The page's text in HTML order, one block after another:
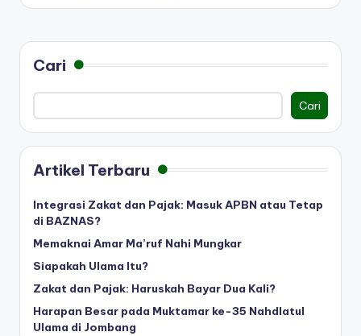
Cari
Cari
Artikel Terbaru
Integrasi Zakat dan Pajak: Masuk APBN atau Tetap
di BAZNAS?
Memaknai Amar Ma’ruf Nahi Mungkar
Siapakah Ulama Itu?
Zakat dan Pajak: Haruskah Bayar Dua Kali?
Harapan Besar pada Muktamar ke-35 Nahdlatul
Ulama di Jombang